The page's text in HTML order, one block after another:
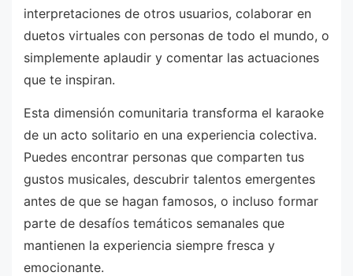
interpretaciones de otros usuarios, colaborar en
duetos virtuales con personas de todo el mundo, o
simplemente aplaudir y comentar las actuaciones
que te inspiran.
Esta dimensión comunitaria transforma el karaoke
de un acto solitario en una experiencia colectiva.
Puedes encontrar personas que comparten tus
gustos musicales, descubrir talentos emergentes
antes de que se hagan famosos, o incluso formar
parte de desafíos temáticos semanales que
mantienen la experiencia siempre fresca y
emocionante.